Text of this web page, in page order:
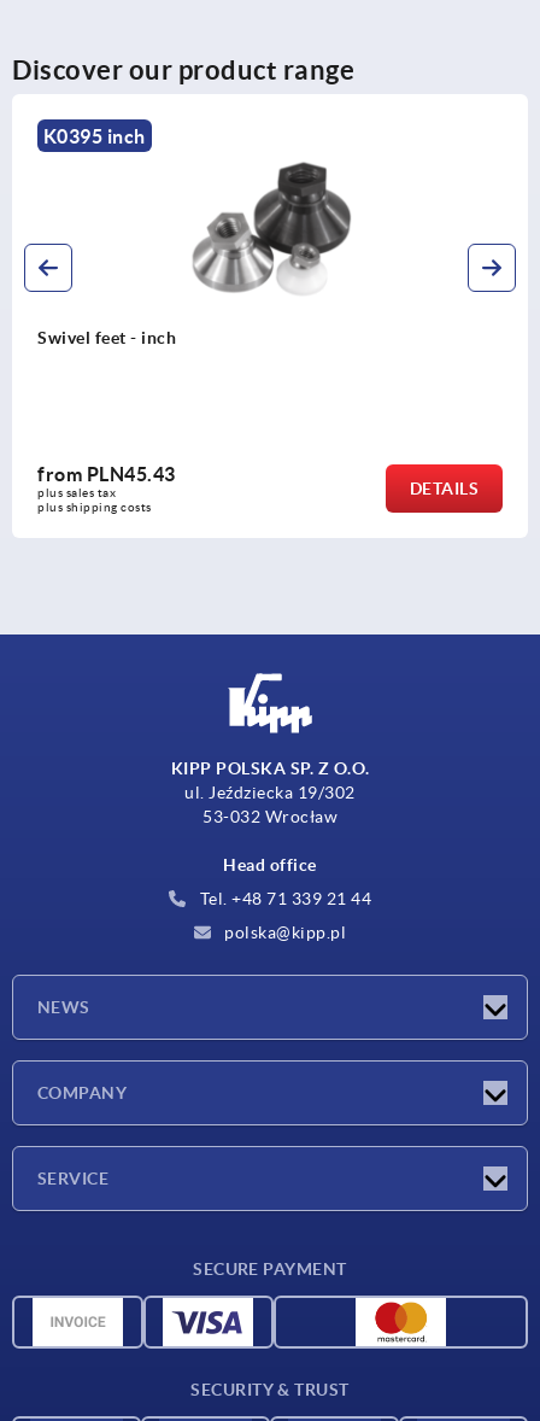
Discover our product range
DETAILS
KIPP POLSKA SP. Z O.O.
ul. Jeździecka 19/302
53-032 Wrocław
Head office
Tel. +48 71 339 21 44
polska@kipp.pl
NEWS
COMPANY
SERVICE
CAD data
SECURE PAYMENT
SECURITY & TRUST